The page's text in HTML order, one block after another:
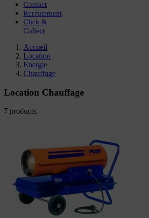
Contact
Recrutement
Click &
Collect
Accueil
Location
Energie
Chauffage
Location Chauffage
7 products.